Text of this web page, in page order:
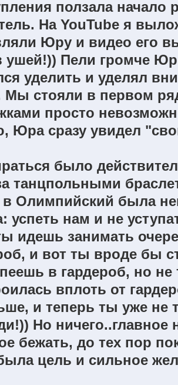
ползала начало
На YouTube я
Юру и видео его
ушей!)) Пели громче
уделить и уделял
Мы стояли в первом
просто
Юра сразу увидел
было
танцпольными
Олимпийский была
успеть нам и не
идешь занимать
и вот ты вроде бы
в гардероб, но
вплоть от
и теперь ты уже не
Но ничего..главное
бежать, до тех пор
цель и сильное